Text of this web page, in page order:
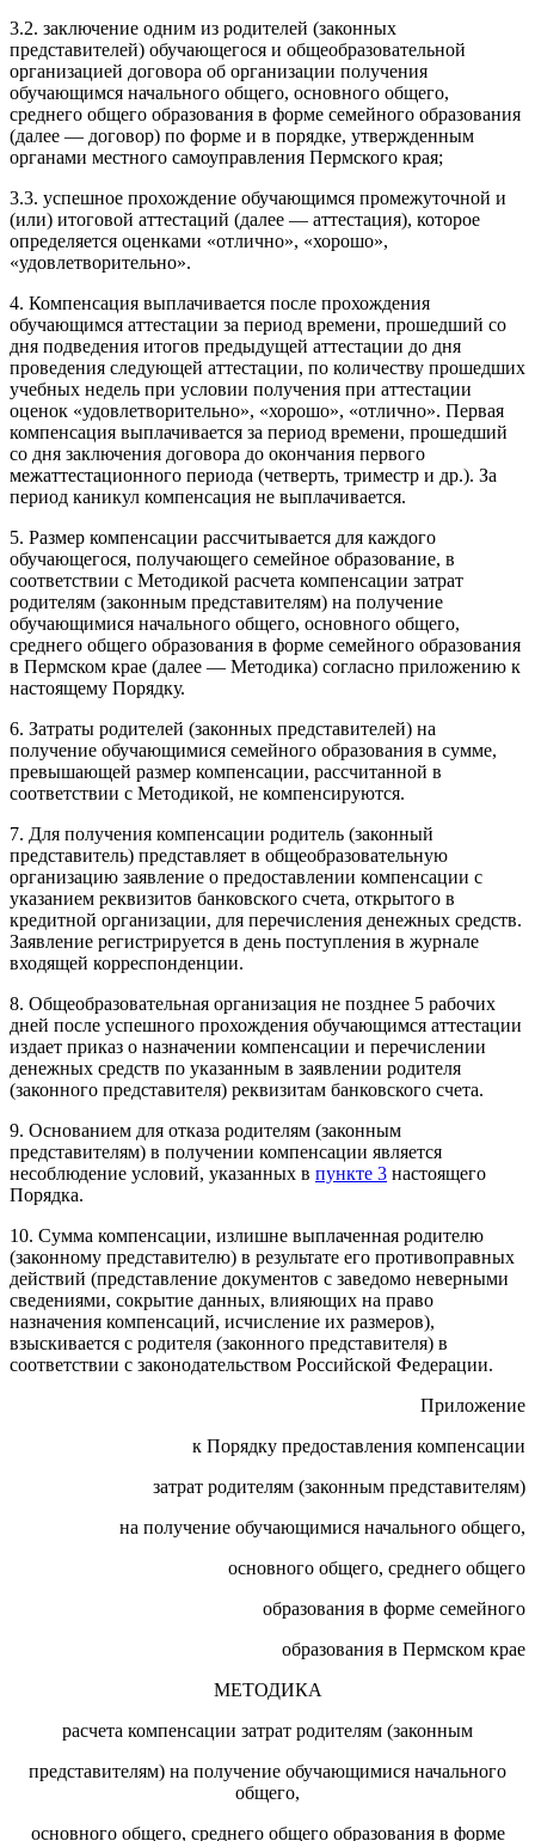
3.2. заключение одним из родителей (законных
представителей) обучающегося и общеобразовательной
организацией договора об организации получения
обучающимся начального общего, основного общего,
среднего общего образования в форме семейного образования
(далее — договор) по форме и в порядке, утвержденным
органами местного самоуправления Пермского края;
3.3. успешное прохождение обучающимся промежуточной и
(или) итоговой аттестаций (далее — аттестация), которое
определяется оценками «отлично», «хорошо»,
«удовлетворительно».
4. Компенсация выплачивается после прохождения
обучающимся аттестации за период времени, прошедший со
дня подведения итогов предыдущей аттестации до дня
проведения следующей аттестации, по количеству прошедших
учебных недель при условии получения при аттестации
оценок «удовлетворительно», «хорошо», «отлично». Первая
компенсация выплачивается за период времени, прошедший
со дня заключения договора до окончания первого
межаттестационного периода (четверть, триместр и др.). За
период каникул компенсация не выплачивается.
5. Размер компенсации рассчитывается для каждого
обучающегося, получающего семейное образование, в
соответствии с Методикой расчета компенсации затрат
родителям (законным представителям) на получение
обучающимися начального общего, основного общего,
среднего общего образования в форме семейного образования
в Пермском крае (далее — Методика) согласно приложению к
настоящему Порядку.
6. Затраты родителей (законных представителей) на
получение обучающимися семейного образования в сумме,
превышающей размер компенсации, рассчитанной в
соответствии с Методикой, не компенсируются.
7. Для получения компенсации родитель (законный
представитель) представляет в общеобразовательную
организацию заявление о предоставлении компенсации с
указанием реквизитов банковского счета, открытого в
кредитной организации, для перечисления денежных средств.
Заявление регистрируется в день поступления в журнале
входящей корреспонденции.
8. Общеобразовательная организация не позднее 5 рабочих
дней после успешного прохождения обучающимся аттестации
издает приказ о назначении компенсации и перечислении
денежных средств по указанным в заявлении родителя
(законного представителя) реквизитам банковского счета.
9. Основанием для отказа родителям (законным
представителям) в получении компенсации является
несоблюдение условий, указанных в пункте 3 настоящего
Порядка.
10. Сумма компенсации, излишне выплаченная родителю
(законному представителю) в результате его противоправных
действий (представление документов с заведомо неверными
сведениями, сокрытие данных, влияющих на право
назначения компенсаций, исчисление их размеров),
взыскивается с родителя (законного представителя) в
соответствии с законодательством Российской Федерации.
Приложение
к Порядку предоставления компенсации
затрат родителям (законным представителям)
на получение обучающимися начального общего,
основного общего, среднего общего
образования в форме семейного
образования в Пермском крае
МЕТОДИКА
расчета компенсации затрат родителям (законным
представителям) на получение обучающимися начального
общего,
основного общего, среднего общего образования в форме